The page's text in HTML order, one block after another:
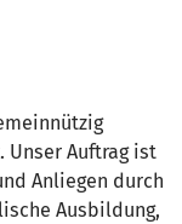
Unser Auftrag ist
Anliegen durch
Ausbildung,